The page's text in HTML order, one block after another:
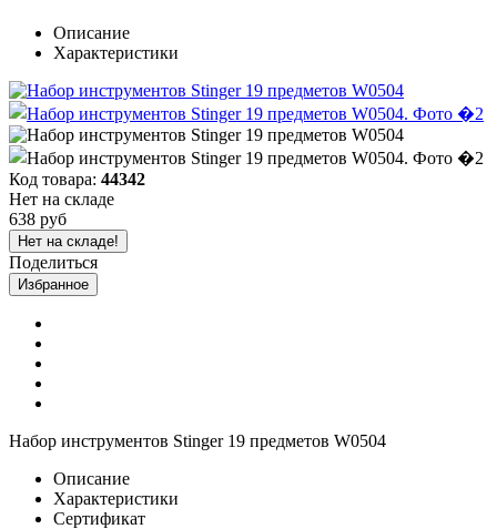
Описание
Характеристики
Код товара: 44342
Нет на складе
638 руб
Нет на складе!
Поделиться
Избранное
Набор инструментов Stinger 19 предметов W0504
Описание
Характеристики
Сертификат